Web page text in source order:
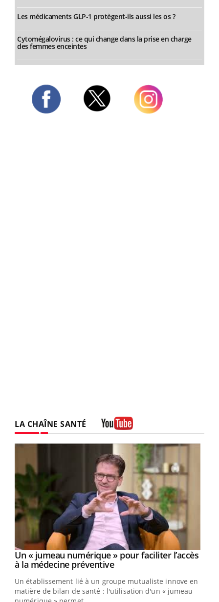
Les médicaments GLP-1 protègent-ils aussi les os ?
Cytomégalovirus : ce qui change dans la prise en charge
des femmes enceintes
LA CHAÎNE SANTÉ
Youtube
Un « jumeau numérique » pour faciliter l’accès
à la médecine préventiveYoutube
Un établissement lié à un groupe mutualiste innove en
matière de bilan de santé : l'utilisation d'un « jumeau